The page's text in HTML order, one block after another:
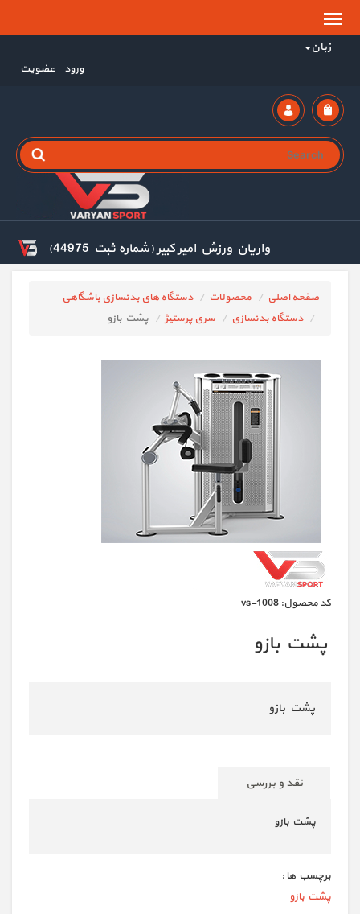
زبان
ورود عضویت
واریان ورزش امیر کبیر (شماره ثبت 44975)
صفحه اصلی محصولات
دستگاه های بدنسازی باشگاهی
دستگاه بدنسازی
سری پرستیژ پشت بازو
كد محصول: vs-1008
پشت بازو
پشت بازو
نقد و بررسی
پشت بازو
برچسب ها :
پشت بازو